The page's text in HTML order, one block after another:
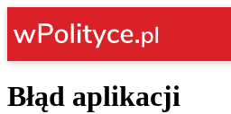
Błąd aplikacji